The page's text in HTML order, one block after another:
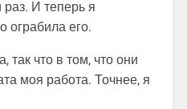
раз. И теперь я
ограбила его.
так что в том, что они
моя работа. Точнее, я